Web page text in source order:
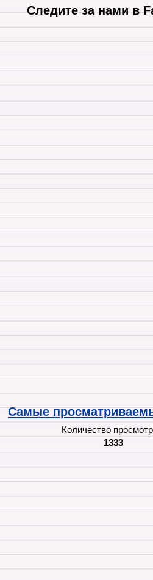
Следите за нами в
Самые
Количество
1333